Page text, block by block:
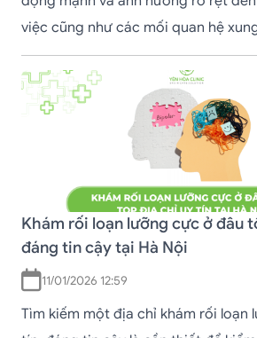
việc cũng như các mối quan hệ
Khám rối loạn lưỡng cực ở đâu
đáng tin cậy tại Hà Nội
11/01/2026 12:59
Tìm kiếm một địa chỉ khám rối loạn